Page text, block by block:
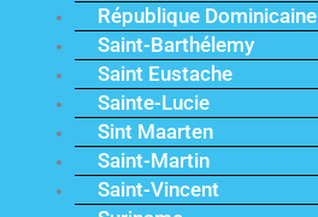
République Dominicaine
Saint-Barthélemy
Saint Eustache
Sainte-Lucie
Sint Maarten
Saint-Martin
Saint-Vincent